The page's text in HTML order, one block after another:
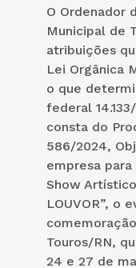
O Ordenador
Municipal de
atribuições
Lei Orgânica
o que
federal
consta do
586/2024,
empresa
Show
LOUVOR”, o
Touros/RN,
24 e 27 de